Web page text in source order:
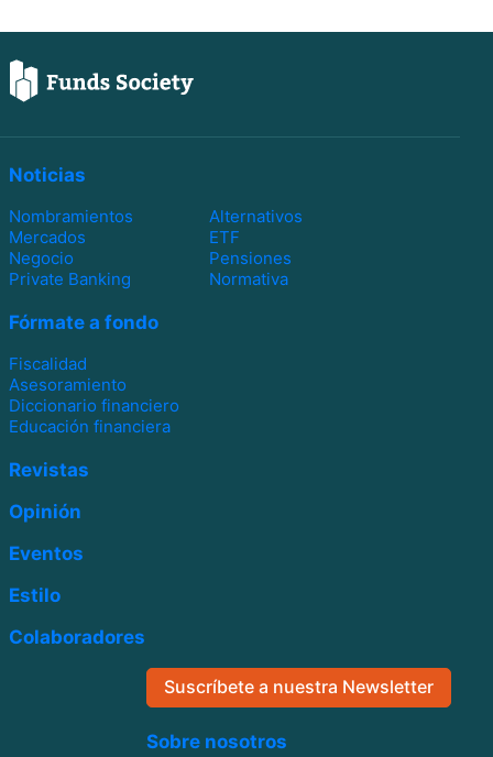
Noticias
Nombramientos
Alternativos
Mercados
ETF
Negocio
Pensiones
Private Banking
Normativa
Fórmate a fondo
Fiscalidad
Asesoramiento
Diccionario financiero
Educación financiera
Revistas
Opinión
Eventos
Estilo
Colaboradores
Suscríbete a nuestra Newsletter
Sobre nosotros